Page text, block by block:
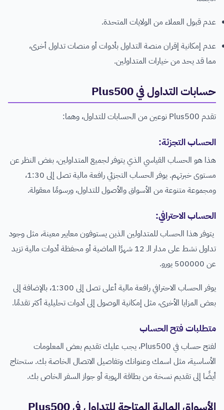
عدم قبول العملاء من الولايات المتحدة.
عدم إمكانية إقران منصة التداول بأدوات أو منصات تداول أخرى،
مما قد يحد من خيارات المتداولين.
حسابات التداول في Plus500
تقدم Plus500 نوعين من الحسابات للتداول، وهما:
الحساب التجزئة:
هذا هو الحساب القياسي الذي يتوفر لجميع المتداولين، بغض النظر عن
مستوى خبرتهم. يوفر الحساب التجزئي رافعة مالية تصل إلى 1:30،
ومجموعة متنوعة من الأسواق والأصول للتداول، ورسومًا معقولة.
الحساب الاحترافي:
يتوفر هذا الحساب للمتداولين الذين يستوفون معايير معينة، مثل وجود
تداول نشط على مدار الـ 12 شهرًا الماضية أو محفظة أدوات مالية تزيد
عن 500000 يورو.
يوفر الحساب الاحترافي رافعة مالية أعلى تصل إلى 1:300، بالإضافة إلى
بعض المزايا الأخرى، مثل إمكانية الوصول إلى أدوات تحليلية أكثر تقدمًا.
متطلبات فتح الحساب
لفتح حساب في Plus500، يجب عليك تقديم بعض المعلومات
الأساسية، مثل اسمك وعنوانك وتفاصيل الاتصال الخاصة بك. ستحتاج
أيضًا إلى تقديم نسخة من بطاقة الهوية أو جواز السفر الخاص بك.